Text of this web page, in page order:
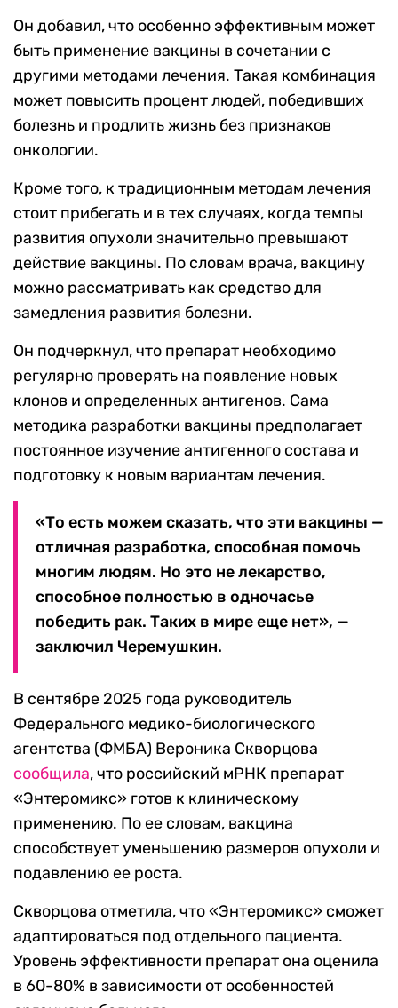
Он добавил, что особенно эффективным может
быть применение вакцины в сочетании с
другими методами лечения. Такая комбинация
может повысить процент людей, победивших
болезнь и продлить жизнь без признаков
онкологии.
Кроме того, к традиционным методам лечения
стоит прибегать и в тех случаях, когда темпы
развития опухоли значительно превышают
действие вакцины. По словам врача, вакцину
можно рассматривать как средство для
замедления развития болезни.
Он подчеркнул, что препарат необходимо
регулярно проверять на появление новых
клонов и определенных антигенов. Сама
методика разработки вакцины предполагает
постоянное изучение антигенного состава и
подготовку к новым вариантам лечения.
«То есть можем сказать, что эти вакцины —
отличная разработка, способная помочь
многим людям. Но это не лекарство,
способное полностью в одночасье
победить рак. Таких в мире еще нет», —
заключил Черемушкин.
В сентябре 2025 года руководитель
Федерального медико-биологического
агентства (ФМБА) Вероника Скворцова
сообщила, что российский мРНК препарат
«Энтеромикс» готов к клиническому
применению. По ее словам, вакцина
способствует уменьшению размеров опухоли и
подавлению ее роста.
Скворцова отметила, что «Энтеромикс» сможет
адаптироваться под отдельного пациента.
Уровень эффективности препарат она оценила
в 60-80% в зависимости от особенностей